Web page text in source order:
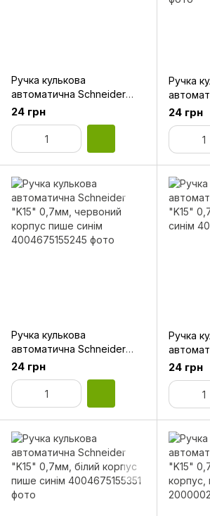
Ручка кулькова
автоматична Schneider
"K15" 0,7мм, чорний
корпус, чорне чорнило
24 грн
Ручка
"K15"
кольору
24 грн
Ручка кулькова
автоматична Schneider
"K15" 0,7мм, червоний
корпус пише синім
24 грн
Ручка
"K15"
синім
24 грн